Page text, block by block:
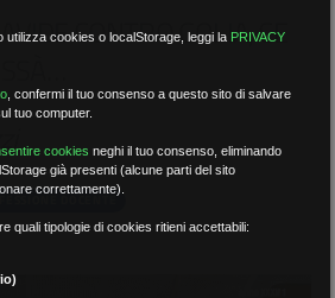
CONTRO GOLIA, CE
DOCENTE
utilizza cookies o localStorage, leggi la PRIVACY
,confermi il tuo consenso a questo sito di salvare
tuo computer.
cookies neghi il tuo consenso, eliminando
già presenti (alcune parti del sito
correttamente).
quali tipologie di cookies ritieni accettabili: